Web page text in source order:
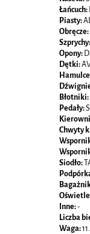
Łańcuch:
Piasty:
Obręcze:
Szprychy:
Opony:
Dętki:
Błotniki:
Pedały:
Chwyty
Siodło:
Inne:-
Liczba
Waga: